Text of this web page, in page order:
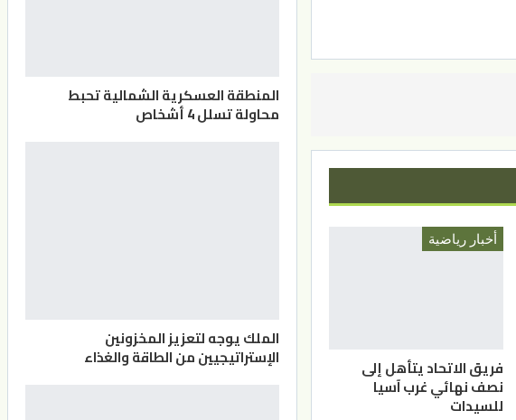
أخبار رياضية
فريق الاتحاد يتأهل إلى
نصف نهائي غرب آسيا
للسيدات
المنطقة العسكرية الشمالية تحبط
محاولة تسلل 4 أشخاص
الملك يوجه لتعزيز المخزونين
الإستراتيجيين من الطاقة والغذاء